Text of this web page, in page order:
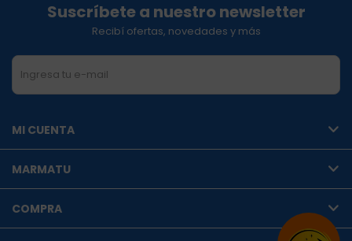
Suscríbete a nuestro newsletter
Recibí ofertas, novedades y más
MI CUENTA
MARMATU
COMPRA